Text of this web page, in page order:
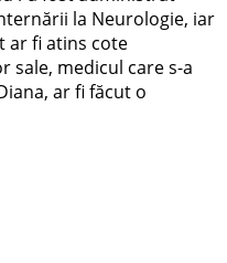
la Neurologie, iar
ar fi atins cote
sale, medicul care s-a
ar fi făcut o